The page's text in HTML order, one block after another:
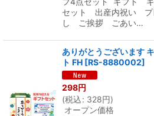
セット 出産内祝い
し ご挨拶 ごあい…
ありがとうございます
ト FH [RS-8880002]
298円
(税込: 328円)
オープン価格